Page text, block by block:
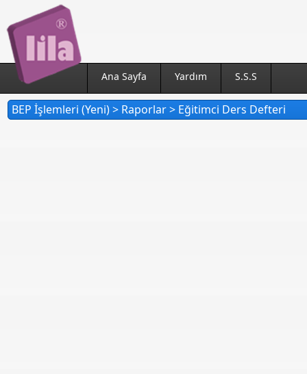
Ana Sayfa Yardım S.S.S
BEP İşlemleri (Yeni) > Raporlar > Eğitimci Ders Defteri